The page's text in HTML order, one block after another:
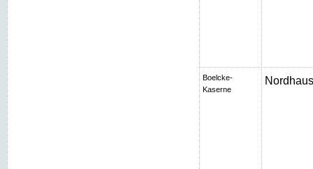
Boelcke-
Kaserne